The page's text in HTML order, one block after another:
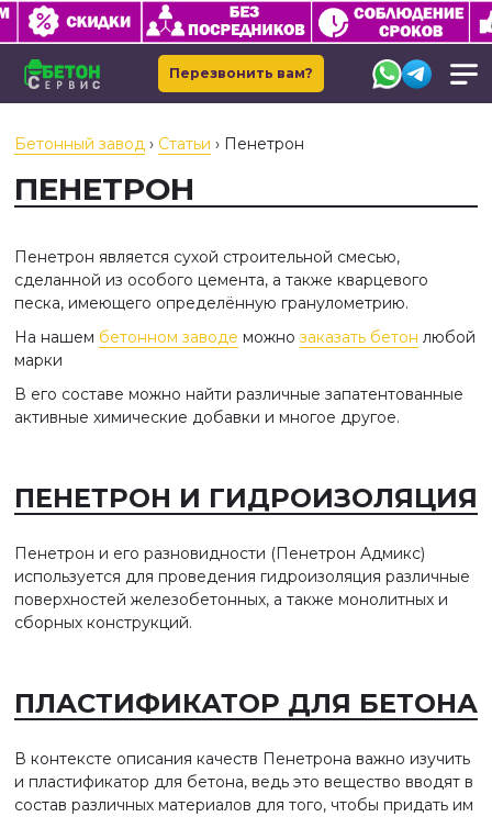
Перезвонить вам?
Бетонный завод › Статьи › Пенетрон
ПЕНЕТРОН
Пенетрон является сухой строительной смесью,
сделанной из особого цемента, а также кварцевого
песка, имеющего определённую гранулометрию.
На нашем бетонном заводе можно заказать бетон любой
марки
В его составе можно найти различные запатентованные
активные химические добавки и многое другое.
ПЕНЕТРОН И ГИДРОИЗОЛЯЦИЯ
Пенетрон и его разновидности (Пенетрон Адмикс)
используется для проведения гидроизоляция различные
поверхностей железобетонных, а также монолитных и
сборных конструкций.
ПЛАСТИФИКАТОР ДЛЯ БЕТОНА
В контексте описания качеств Пенетрона важно изучить
и пластификатор для бетона, ведь это вещество вводят в
состав различных материалов для того, чтобы придать им